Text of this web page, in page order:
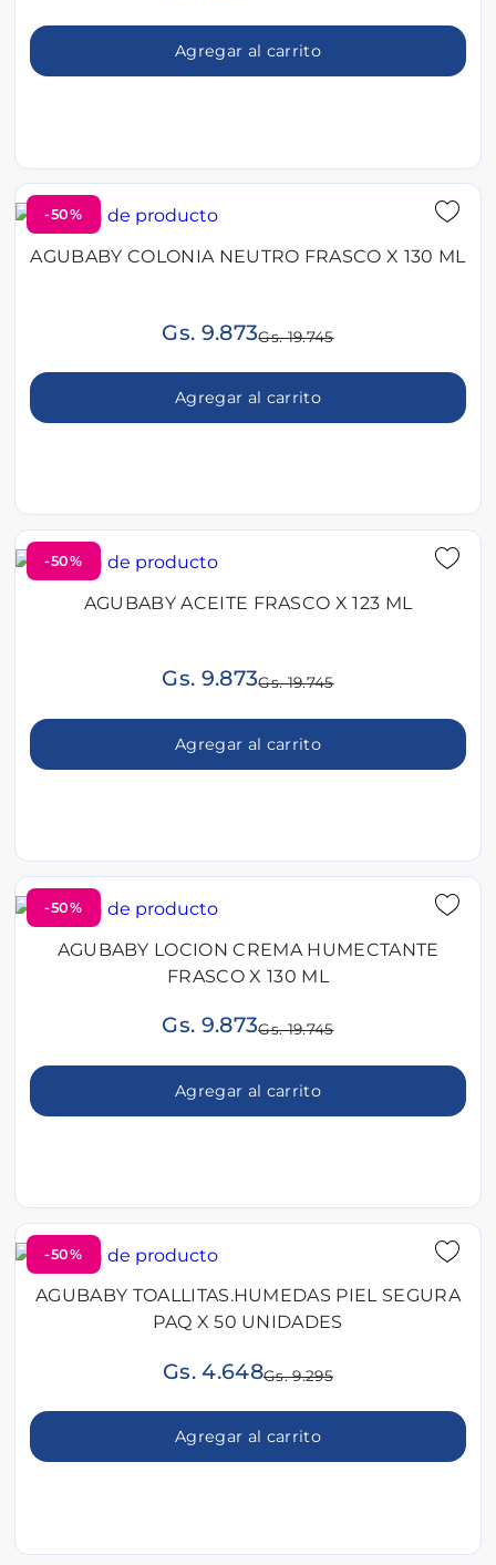
Agregar al carrito
-50%
AGUBABY COLONIA NEUTRO FRASCO X 130 ML
Gs. 9.873Gs. 19.745
Agregar al carrito
-50%
AGUBABY ACEITE FRASCO X 123 ML
Gs. 9.873Gs. 19.745
Agregar al carrito
-50%
AGUBABY LOCION CREMA HUMECTANTE
FRASCO X 130 ML
Gs. 9.873Gs. 19.745
Agregar al carrito
-50%
AGUBABY TOALLITAS.HUMEDAS PIEL SEGURA
PAQ X 50 UNIDADES
Gs. 4.648Gs. 9.295
Agregar al carrito